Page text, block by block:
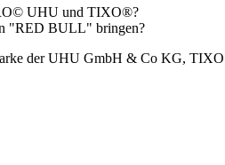
UHU und TIXO®?
"RED BULL" bringen?
der UHU GmbH & Co KG,